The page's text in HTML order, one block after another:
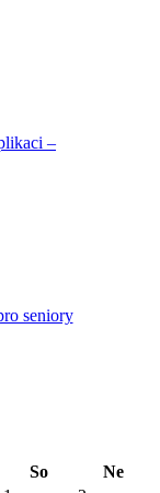
–
seniory
So
Ne